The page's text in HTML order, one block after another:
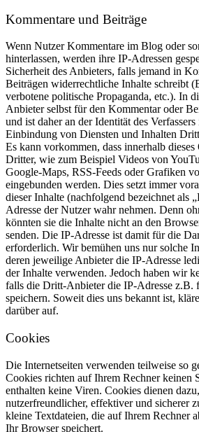
Kommentare und Beiträge
Wenn Nutzer Kommentare im Blog oder
hinterlassen, werden ihre IP-Adressen
Sicherheit des Anbieters, falls jemand in
Beiträgen widerrechtliche Inhalte schreibt
verbotene politische Propaganda, etc.). In
Anbieter selbst für den Kommentar oder
und ist daher an der Identität des Verfassers
Einbindung von Diensten und Inhalten
Es kann vorkommen, dass innerhalb
Dritter, wie zum Beispiel Videos von
Google-Maps, RSS-Feeds oder Grafiken
eingebunden werden. Dies setzt immer
dieser Inhalte (nachfolgend bezeichnet als
Adresse der Nutzer wahr nehmen. Denn
könnten sie die Inhalte nicht an den
senden. Die IP-Adresse ist damit für die
erforderlich. Wir bemühen uns nur solche
deren jeweilige Anbieter die IP-Adresse
der Inhalte verwenden. Jedoch haben wir
falls die Dritt-Anbieter die IP-Adresse z.B.
speichern. Soweit dies uns bekannt ist,
darüber auf.
Cookies
Die Internetseiten verwenden teilweise so
Cookies richten auf Ihrem Rechner keinen
enthalten keine Viren. Cookies dienen
nutzerfreundlicher, effektiver und sicherer
kleine Textdateien, die auf Ihrem Rechner
Ihr Browser speichert.